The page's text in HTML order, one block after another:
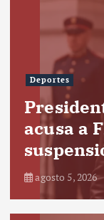
Deportes
acusa a
agosto 5, 2026